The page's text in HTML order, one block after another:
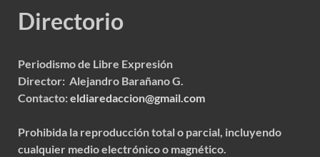
Directorio
Periodismo de Libre Expresión
Director: Alejandro Barañano G.
Contacto:eldiaredaccion@gmail.com
Prohibida la reproducción total o parcial, incluyendo
cualquier medio electrónico o magnético.